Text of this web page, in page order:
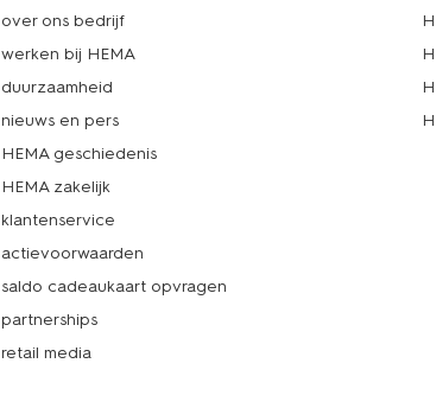
over ons bedrijf
werken bij HEMA
duurzaamheid
nieuws en pers
HEMA geschiedenis
HEMA zakelijk
klantenservice
actievoorwaarden
saldo cadeaukaart opvragen
partnerships
retail media